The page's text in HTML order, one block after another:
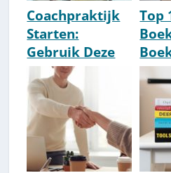
Coachpraktijk
Starten:
Gebruik Deze
Juiste Tools
[Update 2026]
Top
2026]